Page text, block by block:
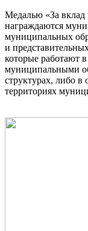
Медалью «За вклад
награждаются
муниципальных
и
которые работают
муниципальными
структурах, либо в
территориях